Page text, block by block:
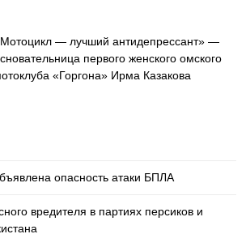
— лучший антидепрессант» —
первого женского омского
«Горгона» Ирма Казакова
опасность атаки БПЛА
вредителя в партиях персиков и